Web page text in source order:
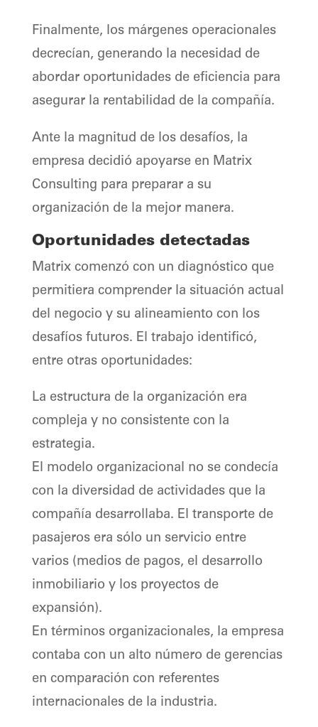
Finalmente, los márgenes operacionales
decrecían, generando la necesidad de
abordar oportunidades de eficiencia para
asegurar la rentabilidad de la compañía.
Ante la magnitud de los desafíos, la
empresa decidió apoyarse en Matrix
Consulting para preparar a su
organización de la mejor manera.
Oportunidades detectadas
Matrix comenzó con un diagnóstico que
permitiera comprender la situación actual
del negocio y su alineamiento con los
desafíos futuros. El trabajo identificó,
entre otras oportunidades:
La estructura de la organización era
compleja y no consistente con la
estrategia.
El modelo organizacional no se condecía
con la diversidad de actividades que la
compañía desarrollaba. El transporte de
pasajeros era sólo un servicio entre
varios (medios de pagos, el desarrollo
inmobiliario y los proyectos de
expansión).
En términos organizacionales, la empresa
contaba con un alto número de gerencias
en comparación con referentes
internacionales de la industria.